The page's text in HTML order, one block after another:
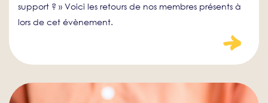
support ? » Voici les retours de nos membres présents à
lors de cet évènement.